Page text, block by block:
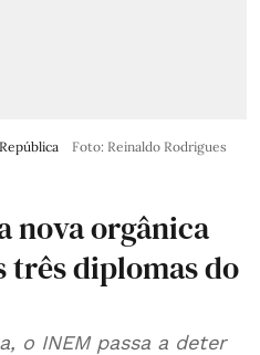
Foto: Reinaldo Rodrigues
nova orgânica
três diplomas do
o INEM passa a deter